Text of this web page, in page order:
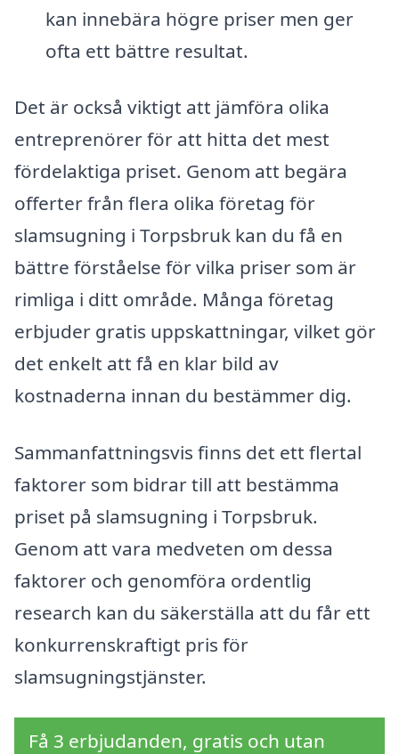
kan innebära högre priser men ger
ofta ett bättre resultat.
Det är också viktigt att jämföra olika
entreprenörer för att hitta det mest
fördelaktiga priset. Genom att begära
offerter från flera olika företag för
slamsugning i Torpsbruk kan du få en
bättre förståelse för vilka priser som är
rimliga i ditt område. Många företag
erbjuder gratis uppskattningar, vilket gör
det enkelt att få en klar bild av
kostnaderna innan du bestämmer dig.
Sammanfattningsvis finns det ett flertal
faktorer som bidrar till att bestämma
priset på slamsugning i Torpsbruk.
Genom att vara medveten om dessa
faktorer och genomföra ordentlig
research kan du säkerställa att du får ett
konkurrenskraftigt pris för
slamsugningstjänster.
Få 3 erbjudanden, gratis och utan